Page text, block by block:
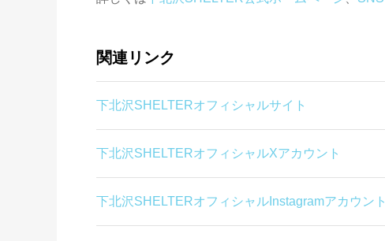
関連リンク
下北沢SHELTERオフィシャルサイト
下北沢SHELTERオフィシャルXアカウント
下北沢SHELTERオフィシャルInstagramアカウント